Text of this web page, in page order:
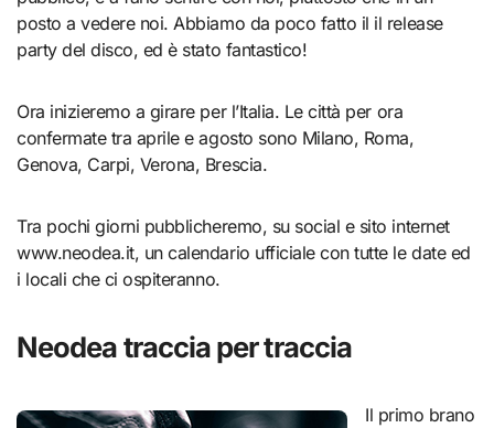
posto a vedere noi. Abbiamo da poco fatto il il release
party del disco, ed è stato fantastico!
Ora inizieremo a girare per l’Italia. Le città per ora
confermate tra aprile e agosto sono Milano, Roma,
Genova, Carpi, Verona, Brescia.
Tra pochi giorni pubblicheremo, su social e sito internet
www.neodea.it, un calendario ufficiale con tutte le date ed
i locali che ci ospiteranno.
Neodea traccia per traccia
Il primo brano